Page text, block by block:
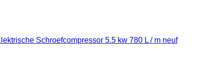
Schroefcompressor 5.5 kw 780 L / m neuf